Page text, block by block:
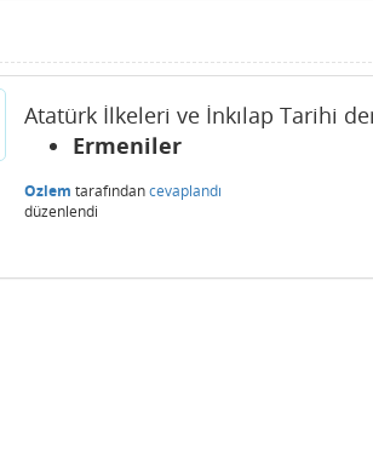
Atatürk İlkeleri ve İnkılap Tarihi
Ermeniler
Ozlem tarafındancevaplandı
düzenlendi